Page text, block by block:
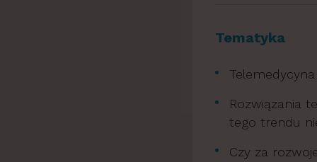
Tematyka
Rozwiązania
tego trendu
Czy za